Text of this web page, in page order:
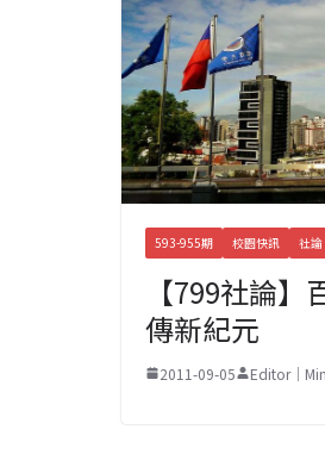
593-955期 校園快訊 社論
【799社論
傳新紀元
2011-09-05 Editor｜